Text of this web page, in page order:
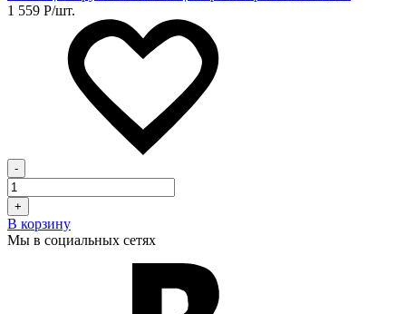
1 559 Р/шт.
-
+
В корзину
Мы в социальных сетях